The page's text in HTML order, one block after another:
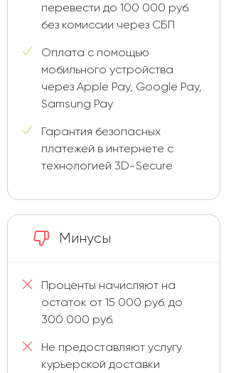
перевести до 100 000 руб.
без комиссии через СБП
Оплата с помощью
мобильного устройства
через Apple Pay, Google Pay,
Samsung Pay
Гарантия безопасных
платежей в интернете с
технологией 3D-Secure
Минусы
Проценты начисляют на
остаток от 15 000 руб. до
300 000 руб.
Не предоставляют услугу
курьерской доставки